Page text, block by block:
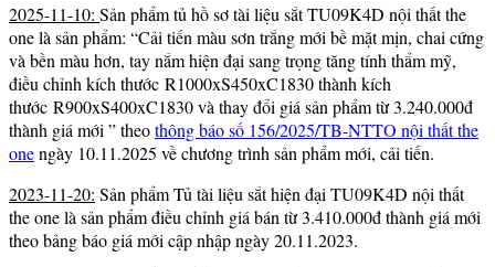
2025-11-10: Sản phẩm tủ hồ sơ tài liệu sắt TU09K4D nội thất the
one là sản phẩm: “Cải tiến màu sơn trắng mới bề mặt mịn, chai cứng
và bền màu hơn, tay nắm hiện đại sang trọng tăng tính thẩm mỹ,
điều chỉnh kích thước R1000xS450xC1830 thành kích
thước R900xS400xC1830 và thay đổi giá sản phẩm từ 3.240.000đ
thành giá mới ” theothông báo số 156/2025/TB-NTTO nội thất the
onengày 10.11.2025 về chương trình sản phẩm mới, cải tiến.
2023-11-20: Sản phẩm Tủ tài liệu sắt hiện đại TU09K4D nội thất
the one là sản phẩm điều chỉnh giá bán từ 3.410.000đ thành giá mới
theo bảng báo giá mới cập nhập ngày 20.11.2023.